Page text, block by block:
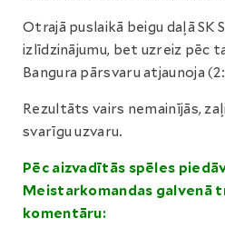
Otrajā puslaikā beigu daļā SK
izlīdzinājumu, bet uzreiz pēc
Bangura pārsvaru atjaunoja
Rezultāts vairs nemainījās,
svarīgu uzvaru.
Pēc aizvadītās spēles
Meistarkomandas galvenā
komentāru: